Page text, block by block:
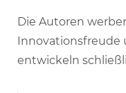
Die Autoren
Innovationsfreude
entwickeln